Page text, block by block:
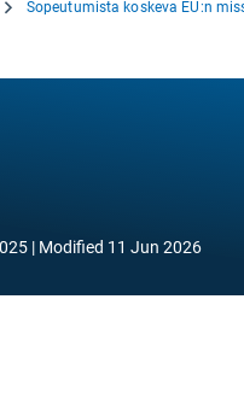
Sopeutumista koskeva EU:n
Modified 11 Jun 2026